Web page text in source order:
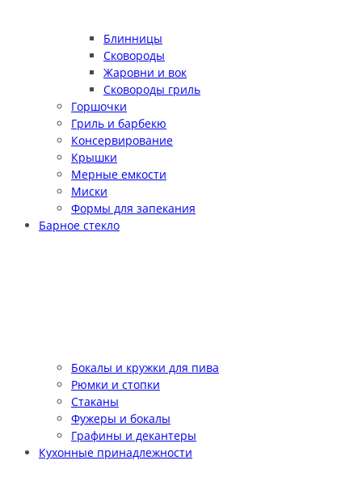
Блинницы
Сковороды
Жаровни и вок
Сковороды гриль
Горшочки
Гриль и барбекю
Консервирование
Крышки
Мерные емкости
Миски
Формы для запекания
Барное стекло
Бокалы и кружки для пива
Рюмки и стопки
Стаканы
Фужеры и бокалы
Графины и декантеры
Кухонные принадлежности